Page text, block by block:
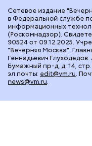
Сетевое издание
в Федеральной службе
информационных
(Роскомнадзор).
90524 от 09.12.2025.
"Вечерняя Москва".
Геннадьевич
Бумажный пр-д, д. 14,
эл.почты: edit@vm.ru.
news@vm.ru.